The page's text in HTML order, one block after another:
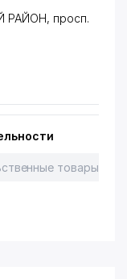
РАЙОН, просп.
товары -